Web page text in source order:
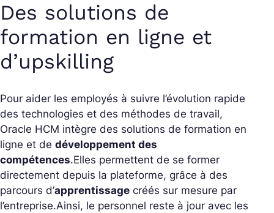
Des solutions de
formation en ligne et
d’upskilling
Pour aider les employés à suivre l’évolution rapide
des technologies et des méthodes de travail,
Oracle HCM intègre des solutions de formation en
ligne et de développement des
compétences.Elles permettent de se former
directement depuis la plateforme, grâce à des
parcours d’apprentissage créés sur mesure par
l’entreprise.Ainsi, le personnel reste à jour avec les